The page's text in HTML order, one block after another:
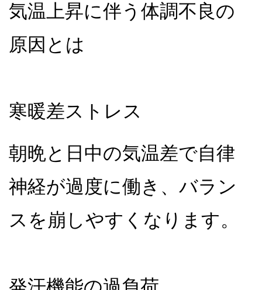
気温上昇に伴う体調不良の
原因とは
寒暖差ストレス
朝晩と日中の気温差で自律
神経が過度に働き、バラン
スを崩しやすくなります。